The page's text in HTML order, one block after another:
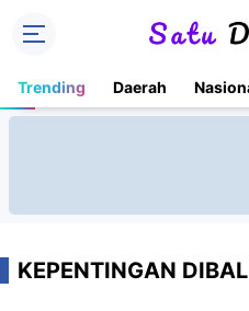
Trending Daerah
KEPENTINGAN